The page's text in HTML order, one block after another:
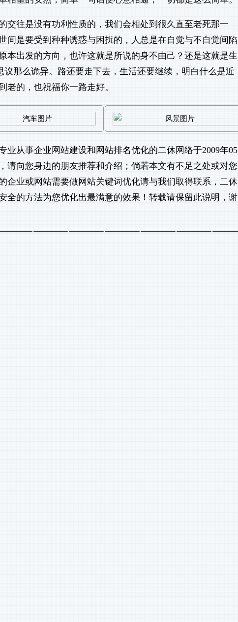
交往是没有功利性质的，我们会相处到很久直至老死那一
间是要受到种种诱惑与困扰的，人总是在自觉与不自觉间陷
本出发的方向，也许这就是所说的身不由己？还是这就是生
那么诡异。路还要走下去，生活还要继续，明白什么是近
老的，也祝福你一路走好。
业从事企业网站建设和 网站排名优化的二休网络于2009年05
请向您身边的朋友推荐和介绍；倘若本文有不足之处或对您
企业或网站需要做 网站关键词优化请与我们取得联系，二休
全的方法为您优化出最满意的效果！转载请保留此说明，谢